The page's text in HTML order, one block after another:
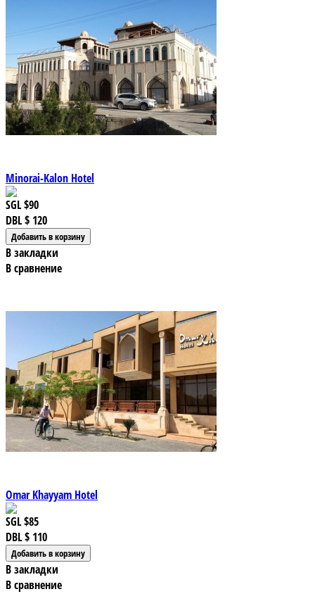
Minorai-Kalon Hotel
SGL$90
DBL$ 120
В закладки
В сравнение
Omar Khayyam Hotel
SGL$85
DBL$ 110
В закладки
В сравнение